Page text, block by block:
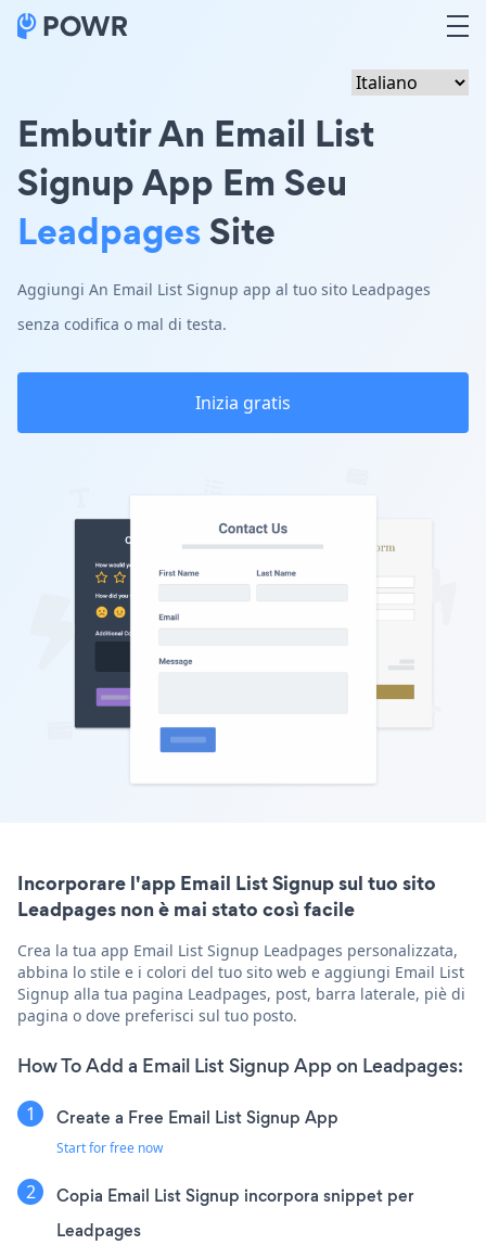
Embutir An Email List
Signup App Em Seu
LeadpagesSite
Aggiungi An Email List Signup app al tuo sito Leadpages
senza codifica o mal di testa.
Inizia gratis
Incorporare l'app Email List Signup sul tuo sito
Leadpages non è mai stato così facile
Crea la tua app Email List Signup Leadpages personalizzata,
abbina lo stile e i colori del tuo sito web e aggiungi Email List
Signup alla tua pagina Leadpages, post, barra laterale, piè di
pagina o dove preferisci sul tuo posto.
How To Add a Email List Signup App on Leadpages:
Create a Free Email List Signup App
Start for free now
Copia Email List Signup incorpora snippet per
Leadpages